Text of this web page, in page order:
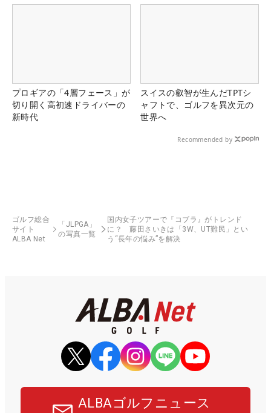
プロギアの「4層フェース」が
切り開く高初速ドライバーの
新時代
スイスの叡智が生んだTPTシ
ャフトで、ゴルフを異次元の
世界へ
Recommended by
ゴルフ総合
サイト
ALBA Net
「JLPGA」
の写真一覧
国内女子ツアーで『コブラ』がトレンド
に？ 藤田さいきは「3W、UT難民」とい
う“長年の悩み”を解決
ALBAゴルフニュース